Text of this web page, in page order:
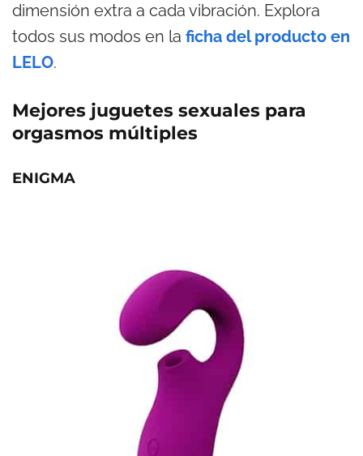
dimensión extra a cada vibración. Explora
todos sus modos en la ficha del producto en
LELO.
Mejores juguetes sexuales para
orgasmos múltiples
ENIGMA